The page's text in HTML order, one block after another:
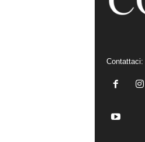
Contattaci: